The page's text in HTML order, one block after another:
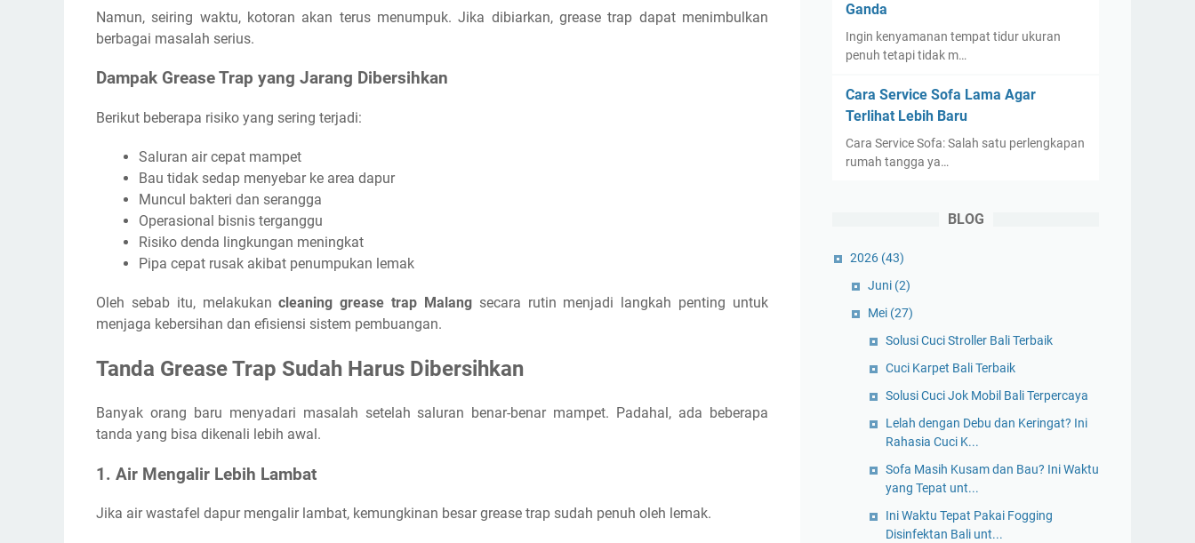
Namun, seiring waktu, kotoran akan terus menumpuk. Jika dibiarkan, grease trap dapat menimbulkan
berbagai masalah serius.
Dampak Grease Trap yang Jarang Dibersihkan
Berikut beberapa risiko yang sering terjadi:
Saluran air cepat mampet
Bau tidak sedap menyebar ke area dapur
Muncul bakteri dan serangga
Operasional bisnis terganggu
Risiko denda lingkungan meningkat
Pipa cepat rusak akibat penumpukan lemak
Oleh sebab itu, melakukancleaning grease trap Malangsecara rutin menjadi langkah penting untuk
menjaga kebersihan dan efisiensi sistem pembuangan.
Tanda Grease Trap Sudah Harus Dibersihkan
Banyak orang baru menyadari masalah setelah saluran benar-benar mampet. Padahal, ada beberapa
tanda yang bisa dikenali lebih awal.
1. Air Mengalir Lebih Lambat
Jika air wastafel dapur mengalir lambat, kemungkinan besar grease trap sudah penuh oleh lemak.
Ganda
Ingin kenyamanan tempat tidur ukuran
penuh tetapi tidak m…
Cara Service Sofa Lama Agar
Terlihat Lebih Baru
Cara Service Sofa: Salah satu perlengkapan
rumah tangga ya…
BLOG
2026 (43)
Juni (2)
Mei (27)
Solusi Cuci Stroller Bali Terbaik
Cuci Karpet Bali Terbaik
Solusi Cuci Jok Mobil Bali Terpercaya
Lelah dengan Debu dan Keringat? Ini
Rahasia Cuci K...
Sofa Masih Kusam dan Bau? Ini Waktu
yang Tepat unt...
Ini Waktu Tepat Pakai Fogging
Disinfektan Bali unt...